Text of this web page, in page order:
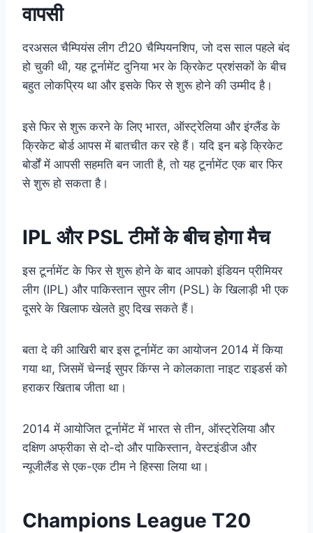
वापसी
दरअसल चैम्पियंस लीग टी20 चैम्पियनशिप, जो दस साल पहले बंद
हो चुकी थी, यह टूर्नामेंट दुनिया भर के क्रिकेट प्रशंसकों के बीच
बहुत लोकप्रिय था और इसके फिर से शुरू होने की उम्मीद है।
इसे फिर से शुरू करने के लिए भारत, ऑस्ट्रेलिया और इंग्लैंड के
क्रिकेट बोर्ड आपस में बातचीत कर रहे हैं। यदि इन बड़े क्रिकेट
बोर्डों में आपसी सहमति बन जाती है, तो यह टूर्नामेंट एक बार फिर
से शुरू हो सकता है।
IPL और PSL टीमों के बीच होगा मैच
इस टूर्नामेंट के फिर से शुरू होने के बाद आपको इंडियन प्रीमियर
लीग (IPL) और पाकिस्तान सुपर लीग (PSL) के खिलाड़ी भी एक
दूसरे के खिलाफ खेलते हुए दिख सकते हैं।
बता दे की आखिरी बार इस टूर्नामेंट का आयोजन 2014 में किया
गया था, जिसमें चेन्नई सुपर किंग्स ने कोलकाता नाइट राइडर्स को
हराकर खिताब जीता था।
2014 में आयोजित टूर्नामेंट में भारत से तीन, ऑस्ट्रेलिया और
दक्षिण अफ्रीका से दो-दो और पाकिस्तान, वेस्टइंडीज और
न्यूजीलैंड से एक-एक टीम ने हिस्सा लिया था।
Champions League T20